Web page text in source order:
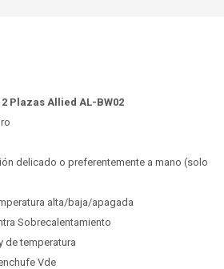
Plazas Allied AL-BW02
delicado o preferentemente a mano (solo
alta/baja/apagada
Sobrecalentamiento
de temperatura
Vde